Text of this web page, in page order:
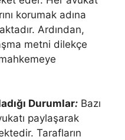
korumak adına
Ardından,
metni dilekçe
Durumlar: Bazı
paylaşarak
Tarafların